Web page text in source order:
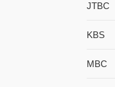
JTBC
KBS
MBC